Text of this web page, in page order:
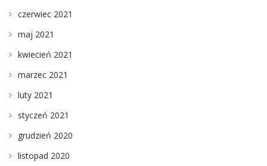
czerwiec 2021
maj 2021
kwiecień 2021
marzec 2021
luty 2021
styczeń 2021
grudzień 2020
listopad 2020